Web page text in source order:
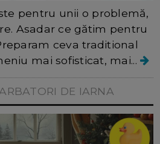
pentru unii o problemă,
Asadar ce gătim pentru
ceva traditional
mai sofisticat, mai...
DE IARNA